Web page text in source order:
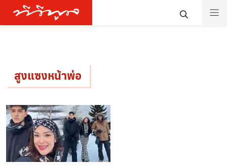
สูงแซงหน้าพ่อ